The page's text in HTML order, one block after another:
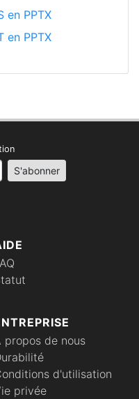
en PPTX
en PPTX
propos de nous
d'utilisation
privée
S'abonner